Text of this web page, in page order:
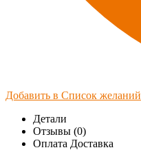
Добавить в Список желаний
Детали
Отзывы (0)
Оплата Доставка